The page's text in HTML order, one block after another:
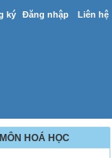
ký Đăng nhập Liên hệ
HOÁ HỌC